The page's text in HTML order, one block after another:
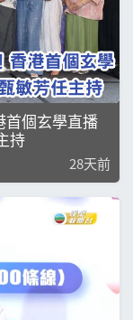
首個玄學直播
持
28天前